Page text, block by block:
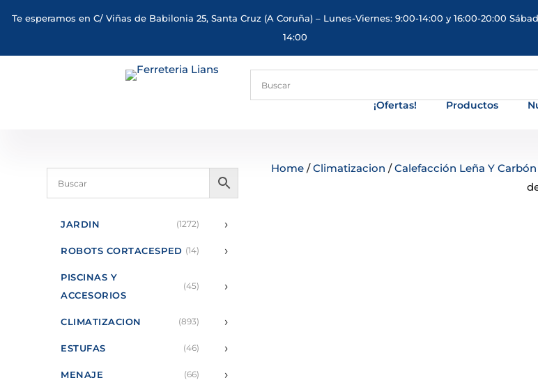
Te esperamos en C/ Viñas de Babilonia 25, Santa Cruz (A Coruña) – Lunes-Viernes: 9:00-14:00 y 16:00-20:00
14:00
¡Ofertas! Productos
JARDIN (1272) ›
ROBOTS CORTACESPED (14) ›
PISCINAS Y
ACCESORIOS
(45) ›
CLIMATIZACION (893) ›
ESTUFAS (46) ›
MENAJE (66) ›
Home/Climatizacion /Calefacción Leña Y Carbón